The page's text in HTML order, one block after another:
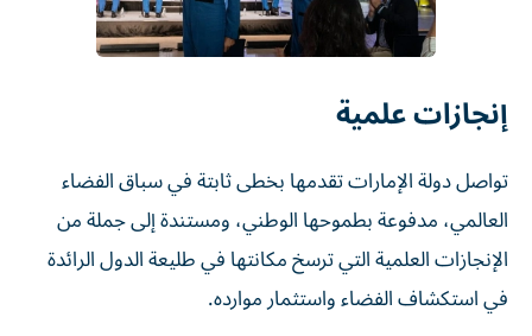
إنجازات علمية
تواصل دولة الإمارات تقدمها بخطى ثابتة في سباق الفضاء
العالمي، مدفوعة بطموحها الوطني، ومستندة إلى جملة من
الإنجازات العلمية التي ترسخ مكانتها في طليعة الدول الرائدة
في استكشاف الفضاء واستثمار موارده.